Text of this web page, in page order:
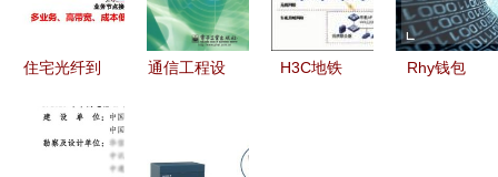
住宅光纤到
通信工程设
工程设计
H3C地铁
Rhy钱包